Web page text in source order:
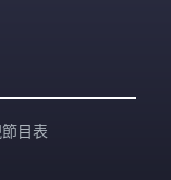
目表